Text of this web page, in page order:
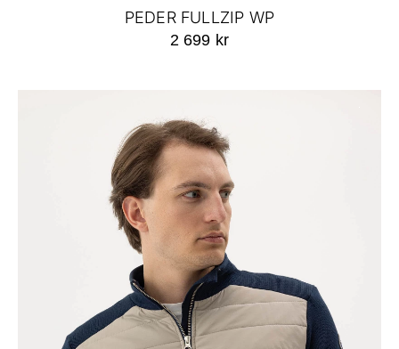
PEDER FULLZIP WP
2 699 kr